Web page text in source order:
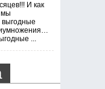
И как
мы
выгодные
...